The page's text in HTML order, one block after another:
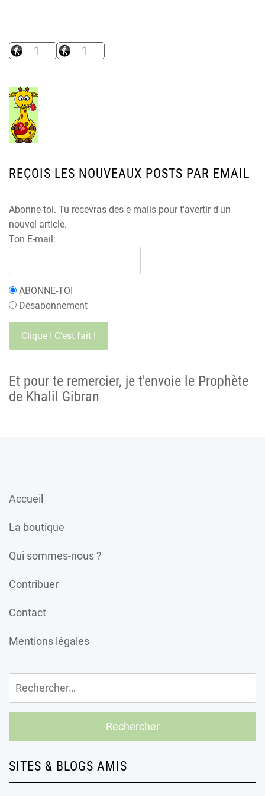
REÇOIS LES NOUVEAUX POSTS PAR EMAIL
Abonne-toi. Tu recevras des e-mails pour t'avertir d'un
nouvel article.
Ton E-mail:
ABONNE-TOI
Désabonnement
Et pour te remercier, je t'envoie le Prophète
de Khalil Gibran
Accueil
La boutique
Qui sommes-nous ?
Contribuer
Contact
Mentions légales
Rechercher :
SITES & BLOGS AMIS